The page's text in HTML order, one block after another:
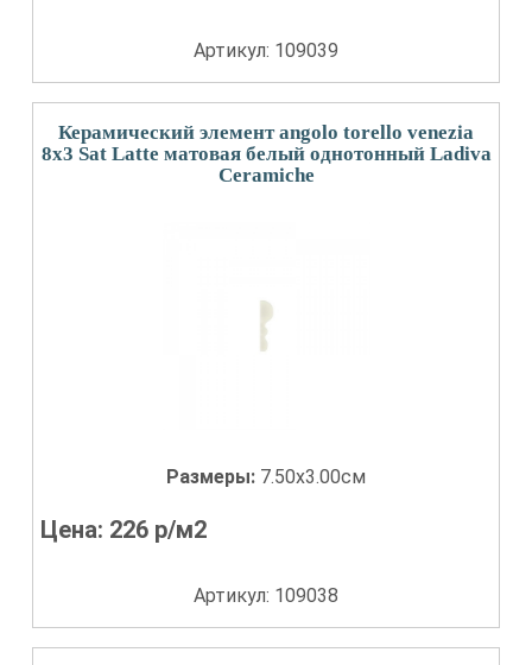
Артикул: 109039
Керамический элемент angolo torello venezia
8x3 Sat Latte матовая белый однотонный Ladiva
Сeramiche
Размеры: 7.50x3.00см
Цена: 226 р/м2
Артикул: 109038